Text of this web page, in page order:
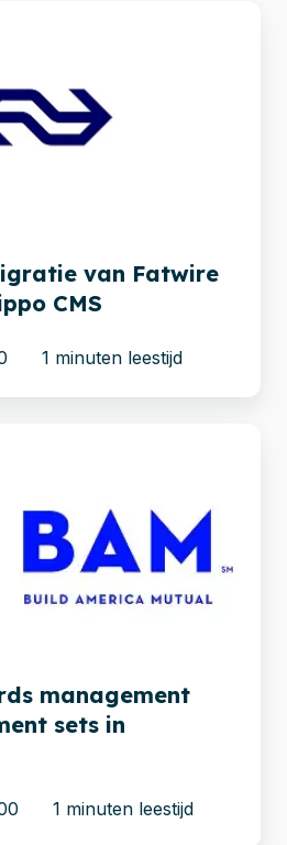
van Fatwire
CMS
1 minuten leestijd
management
sets in
1 minuten leestijd